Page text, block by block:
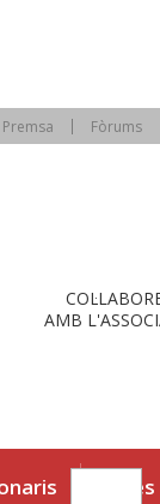
Premsa Fòrums
AMB
Eines